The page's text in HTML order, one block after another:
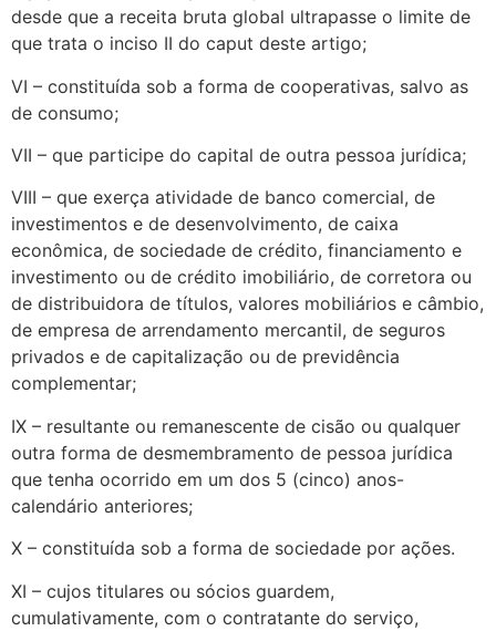
desde que a receita bruta global ultrapasse o limite de
que trata o inciso II do caput deste artigo;
VI – constituída sob a forma de cooperativas, salvo as
de consumo;
VII – que participe do capital de outra pessoa jurídica;
VIII – que exerça atividade de banco comercial, de
investimentos e de desenvolvimento, de caixa
econômica, de sociedade de crédito, financiamento e
investimento ou de crédito imobiliário, de corretora ou
de distribuidora de títulos, valores mobiliários e câmbio,
de empresa de arrendamento mercantil, de seguros
privados e de capitalização ou de previdência
complementar;
IX – resultante ou remanescente de cisão ou qualquer
outra forma de desmembramento de pessoa jurídica
que tenha ocorrido em um dos 5 (cinco) anos-
calendário anteriores;
X – constituída sob a forma de sociedade por ações.
XI – cujos titulares ou sócios guardem,
cumulativamente, com o contratante do serviço,